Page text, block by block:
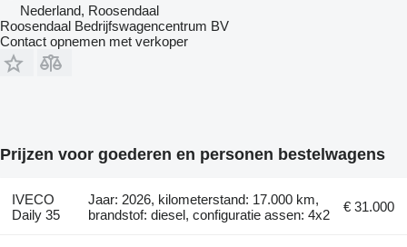
Nederland, Roosendaal
Roosendaal Bedrijfswagencentrum BV
Contact opnemen met verkoper
Prijzen voor goederen en personen bestelwagens
IVECO
Daily 35
Jaar: 2026, kilometerstand: 17.000 km,
brandstof: diesel, configuratie assen: 4x2
€ 31.000